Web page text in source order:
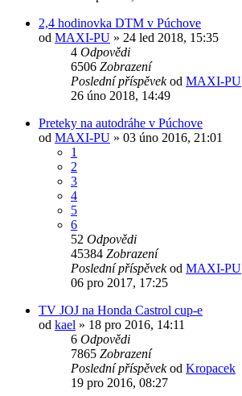
2,4 hodinovka DTM v Púchove
od MAXI-PU » 24 led 2018, 15:35
4 Odpovědi
6506 Zobrazení
Poslední příspěvekod MAXI-PU
26 úno 2018, 14:49
Preteky na autodráhe v Púchove
od MAXI-PU » 03 úno 2016, 21:01
1
2
3
4
5
6
52 Odpovědi
45384 Zobrazení
Poslední příspěvekod MAXI-PU
06 pro 2017, 17:25
TV JOJ na Honda Castrol cup-e
od kael » 18 pro 2016, 14:11
6 Odpovědi
7865 Zobrazení
Poslední příspěvekod Kropacek
19 pro 2016, 08:27